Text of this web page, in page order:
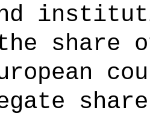
share